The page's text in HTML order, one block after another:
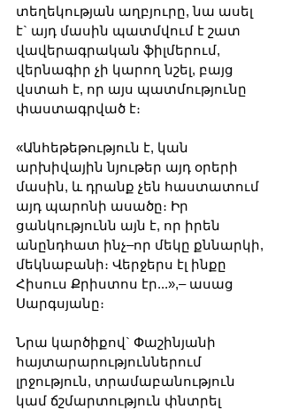
տեղեկության աղբյուրը, նա ասել
է` այդ մասին պատմվում է շատ
վավերագրական ֆիլմերում,
վերնագիր չի կարող նշել, բայց
վստահ է, որ այս պատմությունը
փաստագրված է։
«Անհեթեթություն է, կան
արխիվային նյութեր այդ օրերի
մասին, և դրանք չեն հաստատում
այդ պարոնի ասածը։ Իր
ցանկությունն այն է, որ իրեն
անընդհատ ինչ–որ մեկը քննարկի,
մեկնաբանի։ Վերջերս էլ ինքը
Հիսուս Քրիստոս էր...»,– ասաց
Սարգսյանը։
Նրա կարծիքով` Փաշինյանի
հայտարարություններում
լրջություն, տրամաբանություն
կամ ճշմարտություն փնտրել